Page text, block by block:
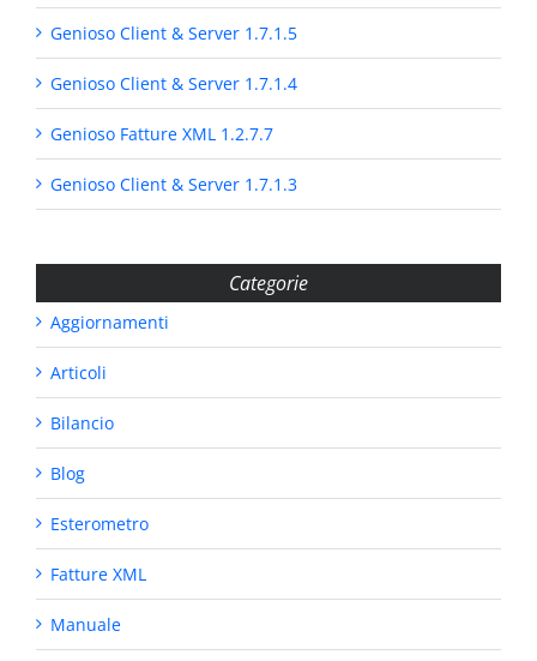
Genioso Client & Server 1.7.1.5
Genioso Client & Server 1.7.1.4
Genioso Fatture XML 1.2.7.7
Genioso Client & Server 1.7.1.3
Categorie
Aggiornamenti
Articoli
Bilancio
Blog
Esterometro
Fatture XML
Manuale